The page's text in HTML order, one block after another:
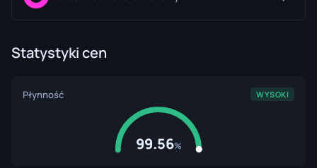
Statystyki cen
Płynność WYSOKI
99.56%